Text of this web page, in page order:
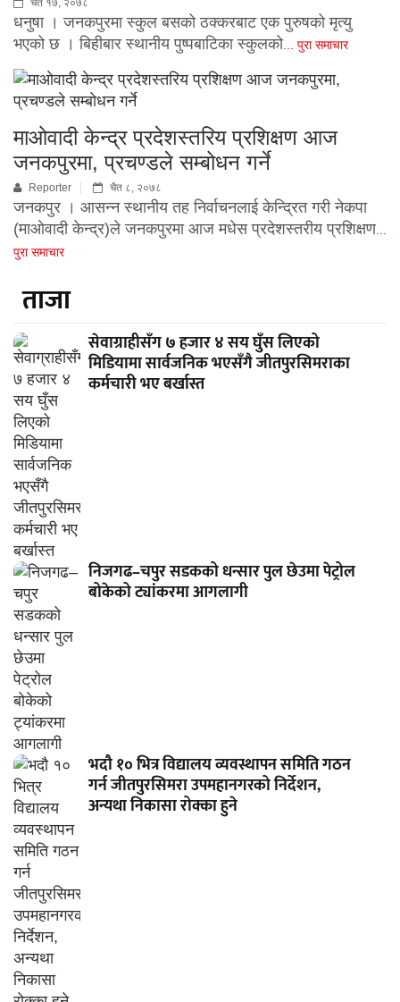
चैत १७, २०७८
धनुषा । जनकपुरमा स्कुल बसको ठक्करबाट एक पुरुषको मृत्यु
भएको छ । बिहीबार स्थानीय पुष्पबाटिका स्कुलको... पुरा समाचार
माओवादी केन्द्र प्रदेशस्तरिय प्रशिक्षण आज
जनकपुरमा, प्रचण्डले सम्बोधन गर्ने
Reporter चैत ८, २०७८
जनकपुर । आसन्न स्थानीय तह निर्वाचनलाई केन्द्रित गरी नेकपा
(माओवादी केन्द्र)ले जनकपुरमा आज मधेस प्रदेशस्तरीय प्रशिक्षण...
पुरा समाचार
ताजा
सेवाग्राहीसँग ७ हजार ४ सय घुँस लिएको
मिडियामा सार्वजनिक भएसँगै जीतपुरसिमराका
कर्मचारी भए बर्खास्त
निजगढ–चपुर सडकको धन्सार पुल छेउमा पेट्रोल
बोकेको ट्यांकरमा आगलागी
भदौ १० भित्र विद्यालय व्यवस्थापन समिति गठन
गर्न जीतपुरसिमरा उपमहानगरको निर्देशन,
अन्यथा निकासा रोक्का हुने